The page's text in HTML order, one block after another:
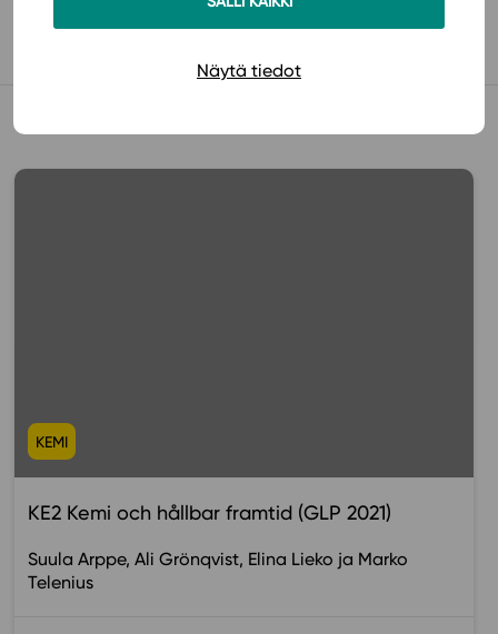
Näytä tiedot
KEMI
KE2 Kemi och hållbar framtid (GLP 2021)
Suula Arppe Ali Grönqvist Elina Lieko
Marko
Telenius